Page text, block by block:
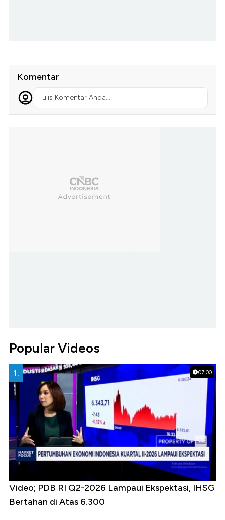
Komentar
Tulis Komentar Anda...
Popular Videos
07:00
1.
Video; PDB RI Q2-2026 Lampaui Ekspektasi, IHSG
Bertahan di Atas 6.300